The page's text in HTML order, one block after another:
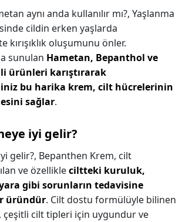
aynı anda kullanılır mı?, Yaşlanma
cildin erken yaşlarda
kırışıklık oluşumunu önler.
sunulan Hametan, Bepanthol ve
ürünleri karıştırarak
bu harika krem, cilt hücrelerinin
sağlar.
iyi gelir?
gelir?, Bepanthen Krem, cilt
ve özellikleciltteki kuruluk,
gibi sorunların tedavisine
üründür. Cilt dostu formülüyle bilinen
çeşitli cilt tipleri için uygundur ve